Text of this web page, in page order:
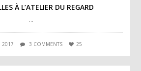
À L’ATELIER DU REGARD
…
2017 3 COMMENTS 25